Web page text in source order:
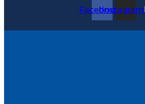
FacebookInstagram